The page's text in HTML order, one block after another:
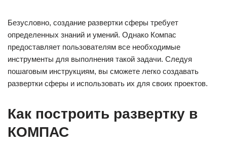
Безусловно, создание развертки сферы требует
определенных знаний и умений. Однако Компас
предоставляет пользователям все необходимые
инструменты для выполнения такой задачи. Следуя
пошаговым инструкциям, вы сможете легко создавать
развертки сферы и использовать их для своих проектов.
Как построить развертку в
КОМПАС